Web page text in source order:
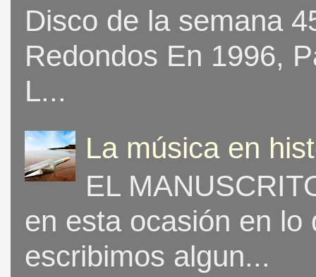
Disco de la semana
Redondos En 1996,
L...
La música en
EL
en esta ocasión en
escribimos algun...